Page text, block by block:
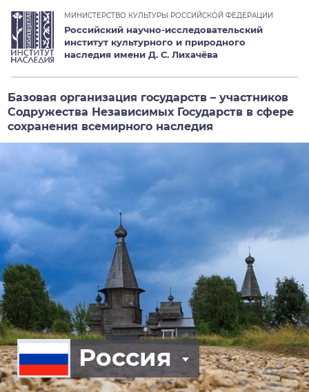
МИНИСТЕРСТВО КУЛЬТУРЫ РОССИЙСКОЙ ФЕДЕРАЦИИ
Российский научно-исследовательский
институт культурного и природного
наследия имени Д. С. Лихачёва
Базовая организация государств – участников
Содружества Независимых Государств в сфере
сохранения всемирного наследия
Россия